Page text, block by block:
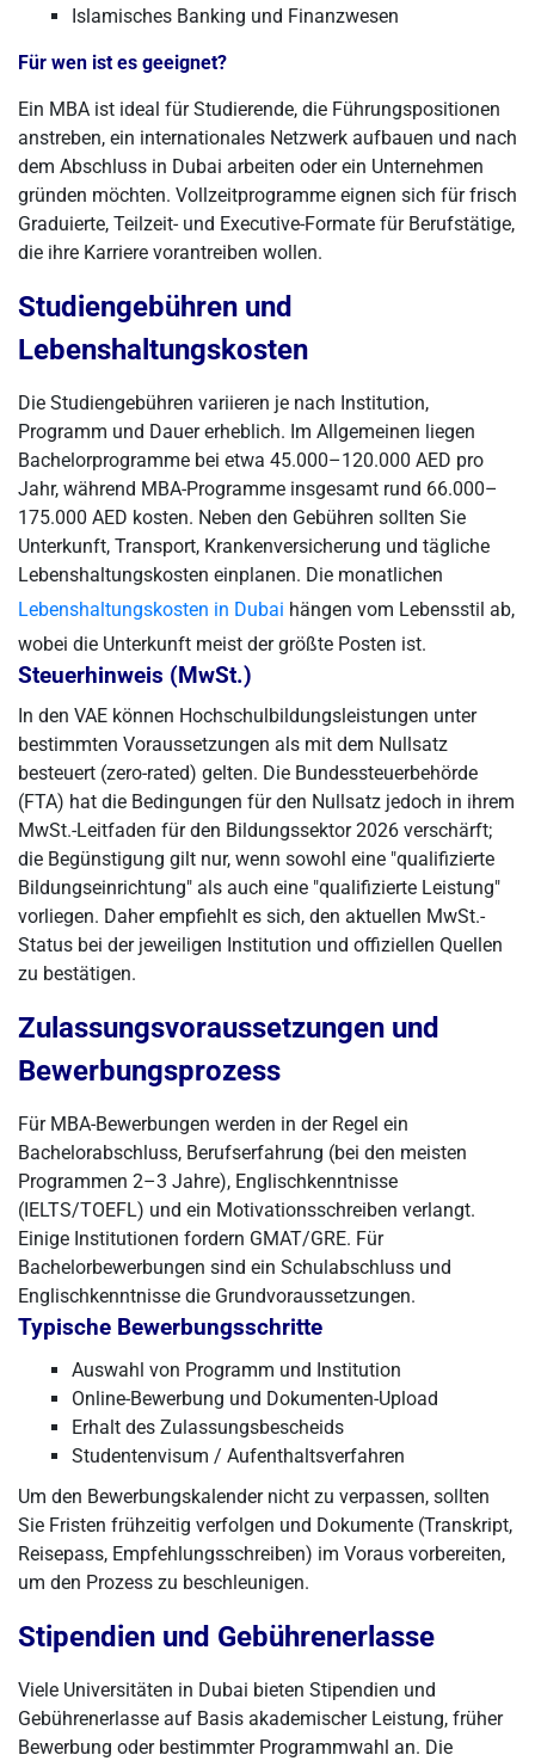
Islamisches Banking und Finanzwesen
Für wen ist es geeignet?
Ein MBA ist ideal für Studierende, die Führungspositionen
anstreben, ein internationales Netzwerk aufbauen und nach
dem Abschluss in Dubai arbeiten oder ein Unternehmen
gründen möchten. Vollzeitprogramme eignen sich für frisch
Graduierte, Teilzeit- und Executive-Formate für Berufstätige,
die ihre Karriere vorantreiben wollen.
Studiengebühren und
Lebenshaltungskosten
Die Studiengebühren variieren je nach Institution,
Programm und Dauer erheblich. Im Allgemeinen liegen
Bachelorprogramme bei etwa 45.000–120.000 AED pro
Jahr, während MBA-Programme insgesamt rund 66.000–
175.000 AED kosten. Neben den Gebühren sollten Sie
Unterkunft, Transport, Krankenversicherung und tägliche
Lebenshaltungskosten einplanen. Die monatlichen
Lebenshaltungskosten in Dubai hängen vom Lebensstil ab,
wobei die Unterkunft meist der größte Posten ist.
Steuerhinweis (MwSt.)
In den VAE können Hochschulbildungsleistungen unter
bestimmten Voraussetzungen als mit dem Nullsatz
besteuert (zero-rated) gelten. Die Bundessteuerbehörde
(FTA) hat die Bedingungen für den Nullsatz jedoch in ihrem
MwSt.-Leitfaden für den Bildungssektor 2026 verschärft;
die Begünstigung gilt nur, wenn sowohl eine "qualifizierte
Bildungseinrichtung" als auch eine "qualifizierte Leistung"
vorliegen. Daher empfiehlt es sich, den aktuellen MwSt.-
Status bei der jeweiligen Institution und offiziellen Quellen
zu bestätigen.
Zulassungsvoraussetzungen und
Bewerbungsprozess
Für MBA-Bewerbungen werden in der Regel ein
Bachelorabschluss, Berufserfahrung (bei den meisten
Programmen 2–3 Jahre), Englischkenntnisse
(IELTS/TOEFL) und ein Motivationsschreiben verlangt.
Einige Institutionen fordern GMAT/GRE. Für
Bachelorbewerbungen sind ein Schulabschluss und
Englischkenntnisse die Grundvoraussetzungen.
Typische Bewerbungsschritte
Auswahl von Programm und Institution
Online-Bewerbung und Dokumenten-Upload
Erhalt des Zulassungsbescheids
Studentenvisum / Aufenthaltsverfahren
Um den Bewerbungskalender nicht zu verpassen, sollten
Sie Fristen frühzeitig verfolgen und Dokumente (Transkript,
Reisepass, Empfehlungsschreiben) im Voraus vorbereiten,
um den Prozess zu beschleunigen.
Stipendien und Gebührenerlasse
Viele Universitäten in Dubai bieten Stipendien und
Gebührenerlasse auf Basis akademischer Leistung, früher
Bewerbung oder bestimmter Programmwahl an. Die